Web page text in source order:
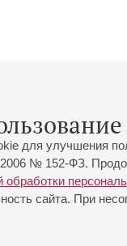
для улучшения
№ 152-ФЗ.
обработки
сайта. При